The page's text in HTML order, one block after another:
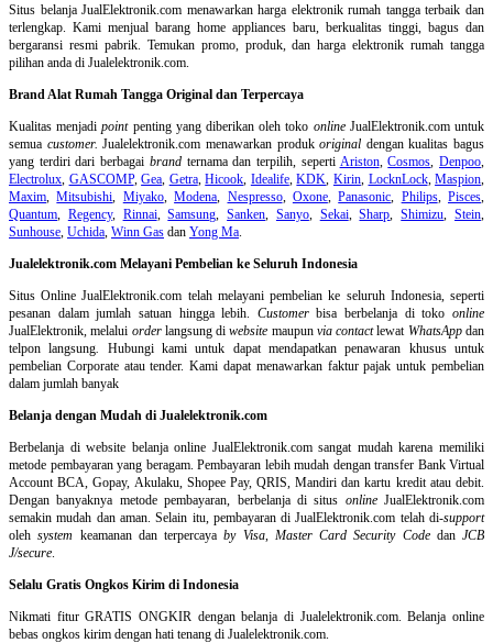
Situs belanjaJualElektronik.com menawarkan harga elektronik rumah tangga terbaik dan
terlengkap. Kami menjual barang home appliances baru, berkualitas tinggi, bagus dan
bergaransi resmi pabrik. Temukan promo, produk, dan harga elektronik rumah tangga
pilihan anda di Jualelektronik.com.
Brand Alat Rumah Tangga Original dan Terpercaya
Kualitas menjadipointpenting yang diberikan oleh toko onlineJualElektronik.com untuk
semua customer. Jualelektronik.com menawarkan produkoriginal dengan kualitas bagus
yang terdiri dari berbagai brandternama dan terpilih, seperti Ariston,Cosmos,Denpoo,
Electrolux, GASCOMP,Gea, Getra,Hicook, Idealife,KDK, Kirin, LocknLock,Maspion,
Maxim,Mitsubishi, Miyako,Modena, Nespresso, Oxone,Panasonic, Philips, Pisces,
Quantum, Regency, Rinnai,Samsung,Sanken, Sanyo, Sekai,Sharp,Shimizu,Stein,
Sunhouse, Uchida, Winn Gas dan Yong Ma.
Jualelektronik.com Melayani Pembelian ke Seluruh Indonesia
Situs Online JualElektronik.com telah melayani pembelian ke seluruh Indonesia, seperti
pesanan dalam jumlah satuan hingga lebih. Customerbisa berbelanja di tokoonline
JualElektronik, melalui orderlangsung diwebsite maupun via contactlewat WhatsAppdan
telpon langsung. Hubungi kami untuk dapat mendapatkan penawaran khusus untuk
pembelian Corporate atau tender. Kami dapat menawarkan faktur pajak untuk pembelian
dalam jumlah banyak
Belanja dengan Mudah di Jualelektronik.com
Berbelanja diwebsite belanja online JualElektronik.com sangat mudah karena memiliki
metode pembayaran yang beragam. Pembayaran lebih mudah dengan transfer Bank Virtual
Account BCA, Gopay, Akulaku, Shopee Pay, QRIS, Mandiri dan kartu kredit atau debit.
Dengan banyaknya metode pembayaran, berbelanja di situs onlineJualElektronik.com
semakin mudah dan aman. Selain itu, pembayaran di JualElektronik.com telah di-support
olehsystem keamanan dan terpercayaby Visa, Master Card Security Codedan JCB
J/secure.
Selalu Gratis Ongkos Kirim di Indonesia
Nikmati fitur GRATIS ONGKIR dengan belanja di Jualelektronik.com. Belanja online
bebas ongkos kirim dengan hati tenang di Jualelektronik.com.